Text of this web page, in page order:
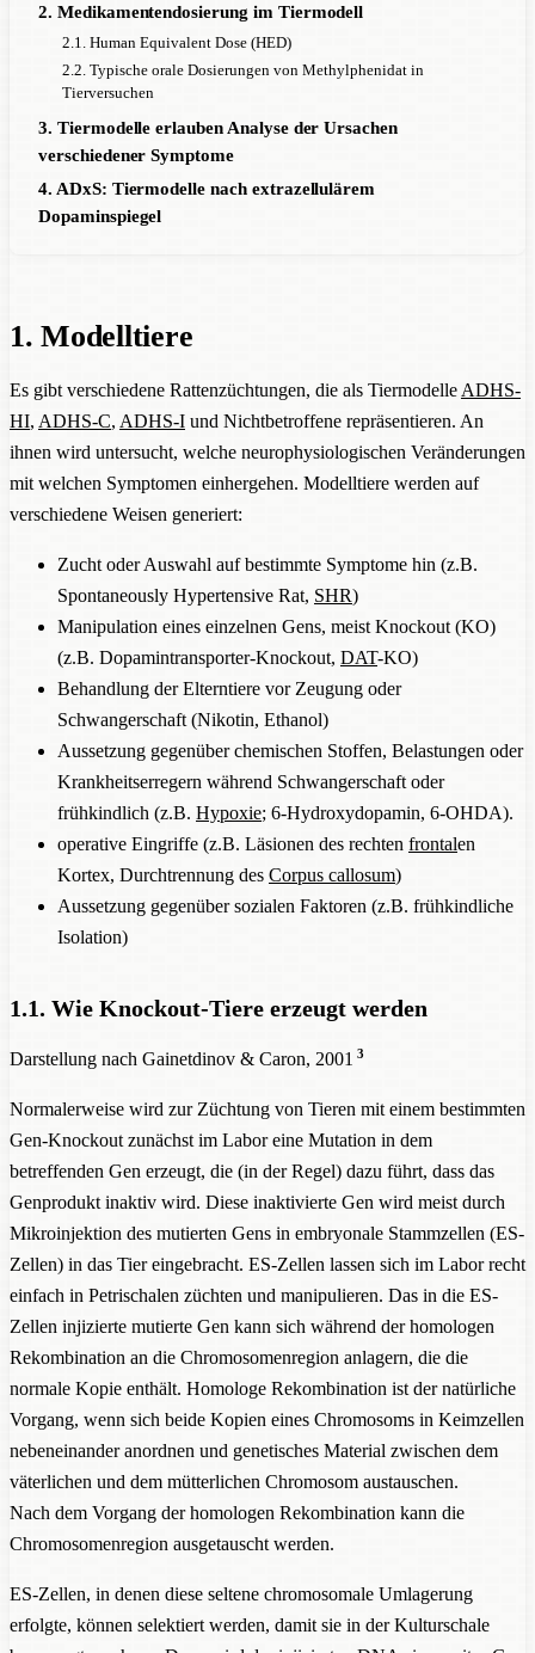
2. Medikamentendosierung im Tiermodell
2.1. Human Equivalent Dose (HED)
2.2. Typische orale Dosierungen von Methylphenidat in
Tierversuchen
3. Tiermodelle erlauben Analyse der Ursachen
verschiedener Symptome
4. ADxS: Tiermodelle nach extrazellulärem
Dopaminspiegel
1. Modelltiere
Es gibt verschiedene Rattenzüchtungen, die als Tiermodelle ADHS-
HI, ADHS-C, ADHS-I und Nichtbetroffene repräsentieren. An
ihnen wird untersucht, welche neurophysiologischen Veränderungen
mit welchen Symptomen einhergehen. Modelltiere werden auf
verschiedene Weisen generiert:
Zucht oder Auswahl auf bestimmte Symptome hin (z.B.
Spontaneously Hypertensive Rat, SHR)
Manipulation eines einzelnen Gens, meist Knockout (KO)
(z.B. Dopamintransporter-Knockout, DAT-KO)
Behandlung der Elterntiere vor Zeugung oder
Schwangerschaft (Nikotin, Ethanol)
Aussetzung gegenüber chemischen Stoffen, Belastungen oder
Krankheitserregern während Schwangerschaft oder
frühkindlich (z.B. Hypoxie; 6-Hydroxydopamin, 6-OHDA).
operative Eingriffe (z.B. Läsionen des rechten frontalen
Kortex, Durchtrennung des Corpus callosum)
Aussetzung gegenüber sozialen Faktoren (z.B. frühkindliche
Isolation)
1.1. Wie Knockout-Tiere erzeugt werden
Darstellung nach Gainetdinov & Caron, 2001 3
Normalerweise wird zur Züchtung von Tieren mit einem bestimmten
Gen-Knockout zunächst im Labor eine Mutation in dem
betreffenden Gen erzeugt, die (in der Regel) dazu führt, dass das
Genprodukt inaktiv wird. Diese inaktivierte Gen wird meist durch
Mikroinjektion des mutierten Gens in embryonale Stammzellen (ES-
Zellen) in das Tier eingebracht. ES-Zellen lassen sich im Labor recht
einfach in Petrischalen züchten und manipulieren. Das in die ES-
Zellen injizierte mutierte Gen kann sich während der homologen
Rekombination an die Chromosomenregion anlagern, die die
normale Kopie enthält. Homologe Rekombination ist der natürliche
Vorgang, wenn sich beide Kopien eines Chromosoms in Keimzellen
nebeneinander anordnen und genetisches Material zwischen dem
väterlichen und dem mütterlichen Chromosom austauschen.
Nach dem Vorgang der homologen Rekombination kann die
Chromosomenregion ausgetauscht werden.
ES-Zellen, in denen diese seltene chromosomale Umlagerung
erfolgte, können selektiert werden, damit sie in der Kulturschale